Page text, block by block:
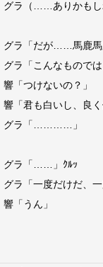
グラ（……ありかもし
グラ「だが……馬鹿馬
グラ「こんなもので
響「つけないの？」
響「君も白いし、良く
グラ「…………」
グラ「……」ｸﾙｯ
グラ「一度だけだ、
響「うん」